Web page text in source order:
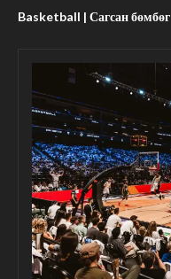
Basketball | Сагсан бөмбөг